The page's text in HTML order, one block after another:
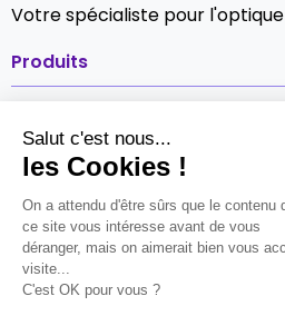
Votre spécialiste pour l'optique
Produits
Contact